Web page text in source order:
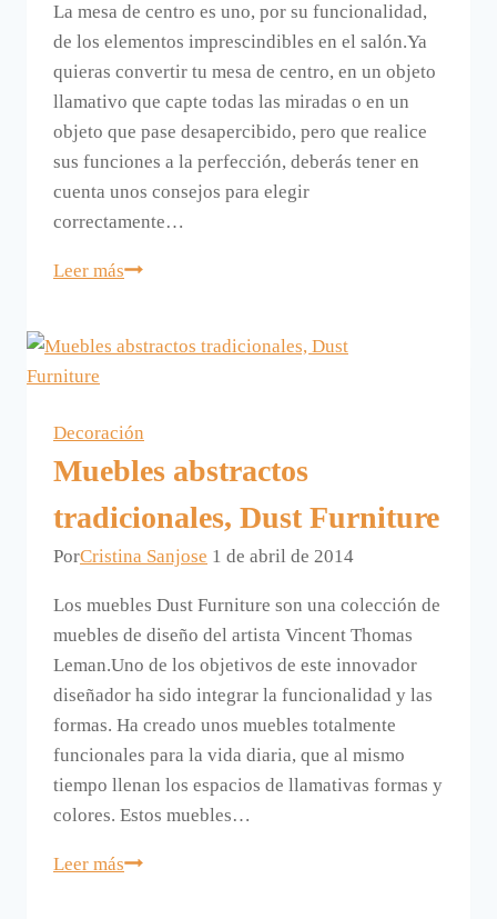
La mesa de centro es uno, por su funcionalidad,
de los elementos imprescindibles en el salón.Ya
quieras convertir tu mesa de centro, en un objeto
llamativo que capte todas las miradas o en un
objeto que pase desapercibido, pero que realice
sus funciones a la perfección, deberás tener en
cuenta unos consejos para elegir
correctamente…
Leer másElegir
mesa
Decoración
Muebles abstractos
tradicionales, Dust Furniture
PorCristina Sanjose 1 de abril de 2014
Los muebles Dust Furniture son una colección de
muebles de diseño del artista Vincent Thomas
Leman.Uno de los objetivos de este innovador
diseñador ha sido integrar la funcionalidad y las
formas. Ha creado unos muebles totalmente
funcionales para la vida diaria, que al mismo
tiempo llenan los espacios de llamativas formas y
colores. Estos muebles…
Leer másMuebles